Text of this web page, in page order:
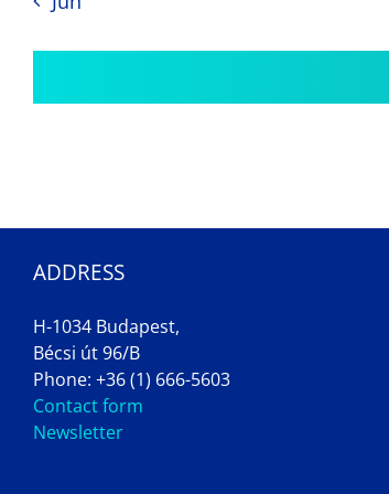
ADDRESS
H-1034 Budapest,
Bécsi út 96/B
Phone: +36 (1) 666-5603
Contact form
Newsletter